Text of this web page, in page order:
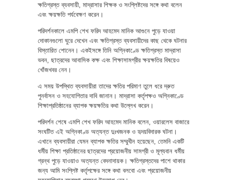
ক্ষতিগ্রস্ত ব্যবসায়ী, মাদ্রাসার শিক্ষক ও সংশ্লিষ্টদের সঙ্গে কথা বলেন
এবং ক্ষয়ক্ষতি পর্যবেক্ষণ করেন।
পরিদর্শনকালে এমপি শেখ ফরিদ আহমেদ মানিক আগুনে পুড়ে যাওয়া
দোকানগুলো ঘুরে দেখেন এবং ক্ষতিগ্রস্ত ব্যবসায়ীদের কাছ থেকে ঘটনার
বিস্তারিত শোনেন। একইসঙ্গে তিনি অগ্নিকাণ্ডে ক্ষতিগ্রস্ত মাদ্রাসা
ভবন, ছাত্রদের আবাসিক কক্ষ এবং শিক্ষাসামগ্রীর ক্ষয়ক্ষতির বিষয়েও
খোঁজখবর নেন।
এ সময় উপস্থিত ব্যবসায়ীরা তাদের ক্ষতির পরিমাণ তুলে ধরে দ্রুত
পুনর্বাসন ও সহযোগিতার দাবি জানান। মাদ্রাসা কর্তৃপক্ষও অগ্নিকাণ্ডে
শিক্ষাপ্রতিষ্ঠানের ব্যাপক ক্ষয়ক্ষতির কথা উল্লেখ করেন।
পরিদর্শন শেষে এমপি শেখ ফরিদ আহমেদ মানিক বলেন, ওয়ারলেস বাজারে
সংঘটিত এই অগ্নিকাণ্ড অত্যন্ত দুঃখজনক ও হৃদয়বিদারক ঘটনা।
এখানে ব্যবসায়ীরা যেমন ব্যাপক ক্ষতির সম্মুখীন হয়েছেন, তেমনি একটি
ধর্মীয় শিক্ষা প্রতিষ্ঠানের ছাত্রদের প্রয়োজনীয় সামগ্রী ও মূল্যবান ধর্মীয়
গ্রন্থ পুড়ে যাওয়াও অত্যন্ত বেদনাদায়ক। ক্ষতিগ্রস্তদের পাশে থাকার
জন্য আমি সংশ্লিষ্ট কর্তৃপক্ষের সঙ্গে কথা বলবো এবং প্রয়োজনীয়